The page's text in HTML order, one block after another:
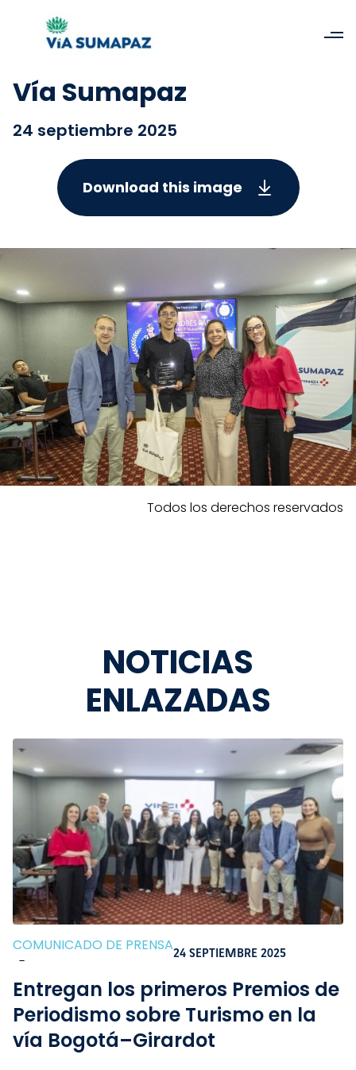
Vía Sumapaz
24 septiembre 2025
Download this image
Todos los derechos reservados
NOTICIAS
ENLAZADAS
COMUNICADO DE PRENSA
-
24 SEPTIEMBRE 2025
Entregan los primeros Premios de
Periodismo sobre Turismo en la
vía Bogotá–Girardot